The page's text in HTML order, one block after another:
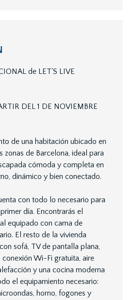
de LET'S LIVE
DEL 1 DE NOVIEMBRE
de una habitación ubicado en
zonas de Barcelona, ideal para
cómoda y completa en
dinámico y bien conectado.
con todo lo necesario para
día. Encontrarás el
equipado con cama de
El resto de la vivienda
sofá, TV de pantalla plana,
conexión Wi-Fi gratuita, aire
y una cocina moderna
el equipamiento necesario:
horno, fogones y